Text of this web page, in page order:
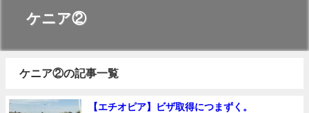
ケニア②
ケニア②の記事一覧
【エチオピア】ビザ取得につまずく。